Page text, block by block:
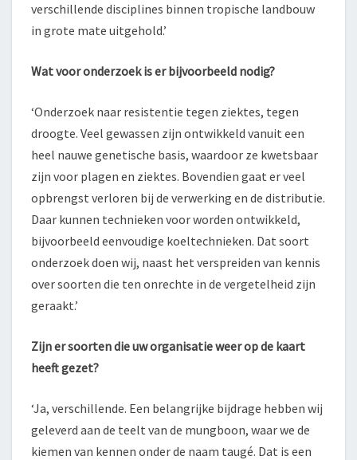
verschillende disciplines binnen tropische landbouw
in grote mate uitgehold.’
Wat voor onderzoek is er bijvoorbeeld nodig?
‘Onderzoek naar resistentie tegen ziektes, tegen
droogte. Veel gewassen zijn ontwikkeld vanuit een
heel nauwe genetische basis, waardoor ze kwetsbaar
zijn voor plagen en ziektes. Bovendien gaat er veel
opbrengst verloren bij de verwerking en de distributie.
Daar kunnen technieken voor worden ontwikkeld,
bijvoorbeeld eenvoudige koeltechnieken. Dat soort
onderzoek doen wij, naast het verspreiden van kennis
over soorten die ten onrechte in de vergetelheid zijn
geraakt.’
Zijn er soorten die uw organisatie weer op de kaart
heeft gezet?
‘Ja, verschillende. Een belangrijke bijdrage hebben wij
geleverd aan de teelt van de mungboon, waar we de
kiemen van kennen onder de naam taugé. Dat is een